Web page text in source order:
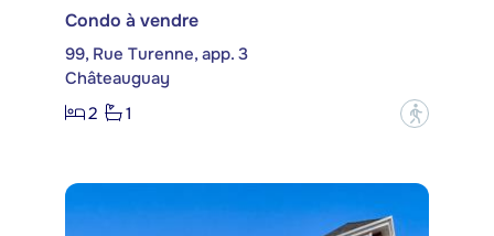
Condo à vendre
99, Rue Turenne, app. 3
Châteauguay
2
1 ?